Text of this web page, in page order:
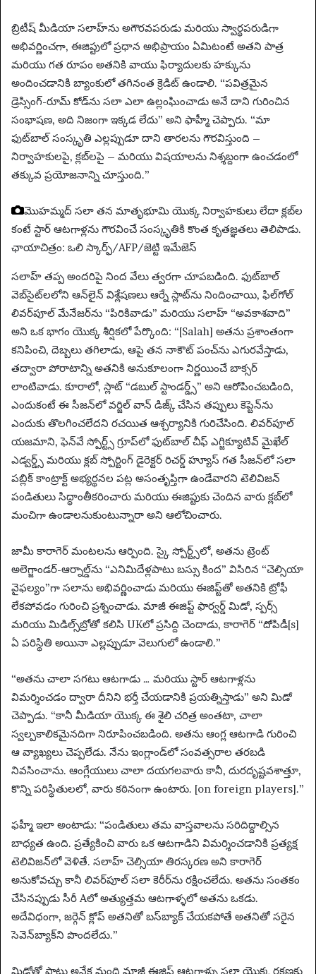
బ్రిటీష్ మీడియా సలాహ్‌ను అగౌరవపరుడు మరియు స్వార్థపరుడిగా
అభివర్ణించగా, ఈజిప్టులో ప్రధాన అభిప్రాయం ఏమిటంటే అతని పాత్ర
మరియు గత రూపం అతనికి వాయు ఫిర్యాదులకు హక్కును
అందించడానికి బ్యాంకులో తగినంత క్రెడిట్ ఉండాలి. “పవిత్రమైన
డ్రెస్సింగ్-రూమ్ కోడ్‌ను సలా ఎలా ఉల్లంఘించాడు అనే దాని గురించిన
సంభాషణ, అది నిజంగా ఇక్కడ లేదు” అని ఫాహ్మీ చెప్పారు. “మా
ఫుట్‌బాల్ సంస్కృతి ఎల్లప్పుడూ దాని తారలను గౌరవిస్తుంది –
నిర్వాహకులపై, క్లబ్‌లపై – మరియు విషయాలను నిశ్శబ్దంగా ఉంచడంలో
తక్కువ ప్రయోజనాన్ని చూస్తుంది.”
మొహమ్మద్ సలా తన మాతృభూమి యొక్క నిర్వాహకులు లేదా క్లబ్‌ల
కంటే స్టార్ ఆటగాళ్లను గౌరవించే సంస్కృతికి కొంత కృతజ్ఞతలు తెలిపాడు.
ఛాయాచిత్రం: ఒలి స్కార్ఫ్/AFP/జెట్టి ఇమేజెస్
సలాహ్ తప్ప అందరిపై నింద వేలు త్వరగా చూపబడింది. ఫుట్‌బాల్
వెబ్‌సైట్‌లలోని ఆన్‌లైన్ విశ్లేషణలు ఆర్నే స్లాట్‌ను నిందించాయి, ఫిల్‌గోల్
లివర్‌పూల్ మేనేజర్‌ను “పిరికివాడు” మరియు సలాహ్ “అవకాశవాది”
అని ఒక భాగం యొక్క శీర్షికలో పేర్కొంది: “[Salah] అతను ప్రశాంతంగా
కనిపించి, దెబ్బలు తగిలాడు, ఆపై తన నాకౌట్ పంచ్‌ను ఎగురవేస్తాడు,
తద్వారా పోరాటాన్ని అతనికి అనుకూలంగా నిర్ణయించే బాక్సర్
లాంటివాడు. కూరాలో, స్లాట్ “డబుల్ స్టాండర్డ్స్” అని ఆరోపించబడింది,
ఎందుకంటే ఈ సీజన్‌లో వర్జిల్ వాన్ డిజ్క్ చేసిన తప్పులు కెప్టెన్‌ను
ఎందుకు తొలగించలేదని రచయిత ఆశ్చర్యానికి గురిచేసింది. లివర్‌పూల్
యజమాని, ఫెన్‌వే స్పోర్ట్స్ గ్రూప్‌లో ఫుట్‌బాల్ చీఫ్ ఎగ్జిక్యూటివ్ మైఖేల్
ఎడ్వర్డ్స్ మరియు క్లబ్ స్పోర్టింగ్ డైరెక్టర్ రిచర్డ్ హ్యూస్ గత సీజన్‌లో సలా
పబ్లిక్ కాంట్రాక్ట్ అభ్యర్థనల పట్ల అసంతృప్తిగా ఉండేవారని టెలివిజన్
పండితులు సిద్ధాంతీకరించారు మరియు ఈజిప్టుకు చెందిన వారు క్లబ్‌లో
మంచిగా ఉండాలనుకుంటున్నారా అని ఆలోచించారు.
జామీ కారాగెర్ మంటలను ఆర్పింది. స్కై స్పోర్ట్స్‌లో, అతను ట్రెంట్
అలెగ్జాండర్-ఆర్నాల్డ్‌ను “ఎనిమిదేళ్లపాటు బస్సు కింద” విసిరిన “చెల్సియా
వైఫల్యం”గా సలాను అభివర్ణించాడు మరియు ఈజిప్ట్‌తో అతనికి ట్రోఫీ
లేకపోవడం గురించి ప్రశ్నించాడు. మాజీ ఈజిప్ట్ ఫార్వర్డ్ మిడో, స్పర్స్
మరియు మిడిల్స్‌బ్రోతో కలిసి UKలో ప్రసిద్ది చెందాడు, కారాగెర్ “దోపిడీ[s]
ఏ పరిస్థితి అయినా ఎల్లప్పుడూ వెలుగులో ఉండాలి.”
“అతను చాలా సగటు ఆటగాడు … మరియు స్టార్ ఆటగాళ్లను
విమర్శించడం ద్వారా దీనిని భర్తీ చేయడానికి ప్రయత్నిస్తాడు” అని మిడో
చెప్పాడు. “కానీ మీడియా యొక్క ఈ శైలి చరిత్ర అంతటా, చాలా
స్వల్పకాలికమైనదిగా నిరూపించబడింది. అతను ఆంగ్ల ఆటగాడి గురించి
ఆ వ్యాఖ్యలు చెప్పలేడు. నేను ఇంగ్లాండ్‌లో సంవత్సరాల తరబడి
నివసించాను. ఆంగ్లేయులు చాలా దయగలవారు కానీ, దురదృష్టవశాత్తూ,
కొన్ని పరిస్థితులలో, వారు కఠినంగా ఉంటారు. [on foreign players].”
ఫహ్మీ ఇలా అంటాడు: “పండితులు తమ వాస్తవాలను సరిదిద్దాల్సిన
బాధ్యత ఉంది. ప్రత్యేకించి వారు ఒక ఆటగాడిని విమర్శించడానికి ప్రత్యక్ష
టెలివిజన్‌లో వెళితే. సలాహ్ చెల్సియా తిరస్కరణ అని కారాగెర్
అనుకోవచ్చు కానీ లివర్‌పూల్ సలా కెరీర్‌ను రక్షించలేదు. అతను సంతకం
చేసినప్పుడు సీరీ Aలో అత్యుత్తమ ఆటగాళ్ళలో అతను ఒకడు.
అదేవిధంగా, జర్గెన్ క్లోప్ అతనితో బస్‌బ్యాక్ చేయకపోతే అతనితో సరైన
సెవెన్‌బ్యాక్‌ని పొందలేదు.”
మిడోతో పాటు అనేక మంది మాజీ ఈజిప్ట్ ఆటగాళ్ళు సలా యొక్క రక్షణకు